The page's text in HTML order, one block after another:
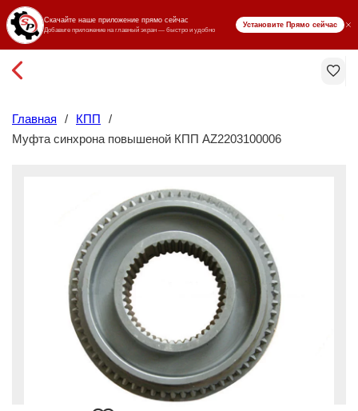
₸ KZT
Главная / КПП
/
Муфта синхрона повышеной КПП AZ2203100006